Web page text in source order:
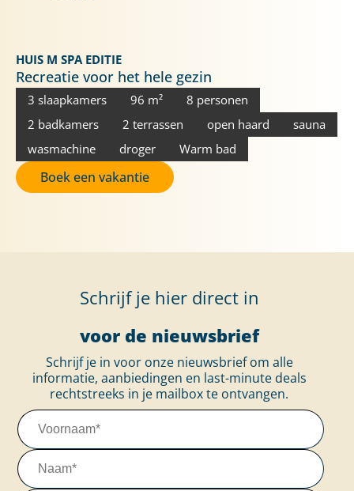
HUIS M SPA EDITIE
Recreatie voor het hele gezin
3 slaapkamers 96 m²
8 personen
2 badkamers
2 terrassen open haard
sauna
wasmachine
droger Warm bad
Boek een vakantie
Schrijf je hier direct in
voor de nieuwsbrief
Schrijf je in voor onze nieuwsbrief om alle
informatie, aanbiedingen en last-minute deals
rechtstreeks in je mailbox te ontvangen.